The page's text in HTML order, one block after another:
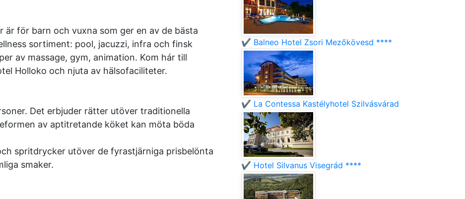
för barn och vuxna som ger en av de bästa
sortiment: pool, jacuzzi, infra och finsk
av massage, gym, animation. Kom hár till
Holloko och njuta av hälsofaciliteter.
Det erbjuder rätter utöver traditionella
av aptitretande köket kan möta böda
spritdrycker utöver de fyra­stjärniga prisbelönta
smaker.
✔️ Balneo Hotel Zsori Mezőkövesd ****
✔️ La Contessa Kastélyhotel Szilvásvárad
✔️ Hotel Silvanus Visegrád ****